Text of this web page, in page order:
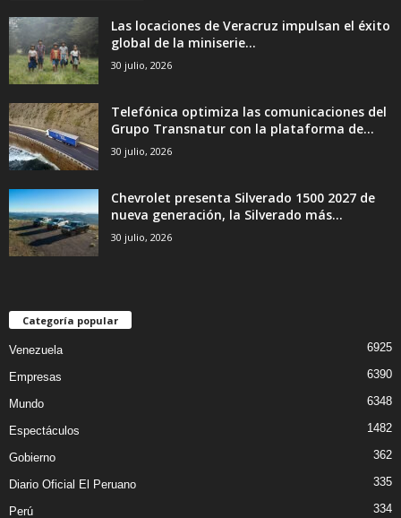
Las locaciones de Veracruz impulsan el éxito
global de la miniserie...
30 julio, 2026
Telefónica optimiza las comunicaciones del
Grupo Transnatur con la plataforma de...
30 julio, 2026
Chevrolet presenta Silverado 1500 2027 de
nueva generación, la Silverado más...
30 julio, 2026
Categoría popular
Venezuela 6925
Empresas 6390
Mundo 6348
Espectáculos 1482
Gobierno 362
Diario Oficial El Peruano 335
Perú 334